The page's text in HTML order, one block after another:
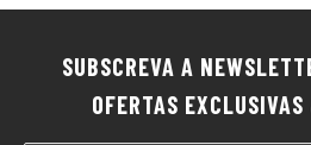
SUBSCREVA A
OFERTAS